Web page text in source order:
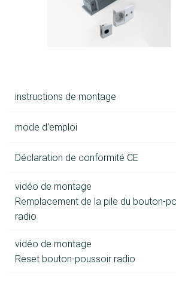
instructions de montage
mode d'emploi
Déclaration de conformité CE
vidéo de montage
Remplacement de la pile du bouton-
radio
vidéo de montage
Reset bouton-poussoir radio